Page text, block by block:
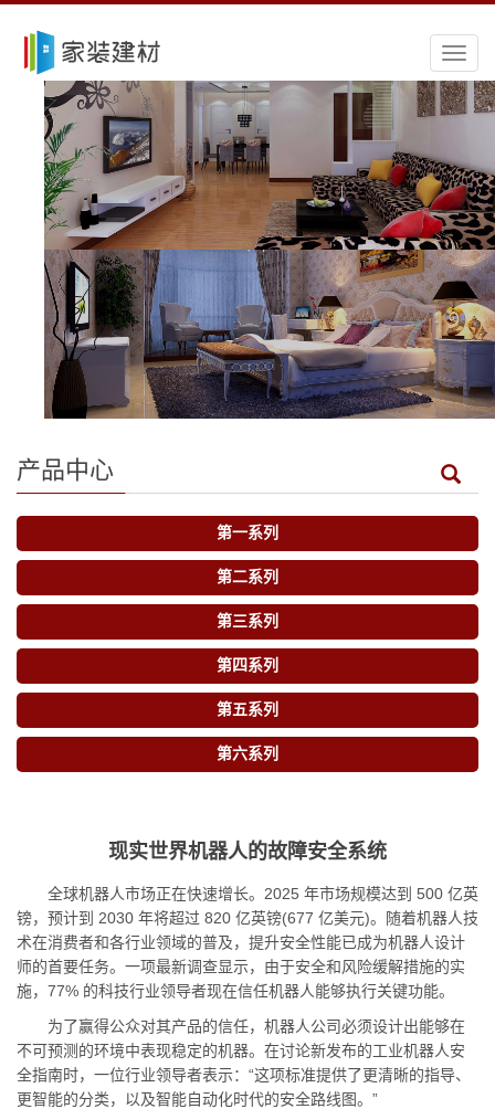
导
航
菜
产品中心
第一系列
第二系列
第三系列
第四系列
第五系列
第六系列
现实世界机器人的故障安全系统
全球机器人市场正在快速增长。2025 年市场规模达到 500 亿英
镑，预计到 2030 年将超过 820 亿英镑(677 亿美元)。随着机器人技
术在消费者和各行业领域的普及，提升安全性能已成为机器人设计
师的首要任务。一项最新调查显示，由于安全和风险缓解措施的实
施，77% 的科技行业领导者现在信任机器人能够执行关键功能。
为了赢得公众对其产品的信任，机器人公司必须设计出能够在
不可预测的环境中表现稳定的机器。在讨论新发布的工业机器人安
全指南时，一位行业领导者表示：“这项标准提供了更清晰的指导、
更智能的分类，以及智能自动化时代的安全路线图。”